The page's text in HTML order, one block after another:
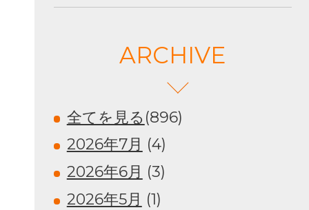
ARCHIVE
全てを見る (896)
2026年7月 (4)
2026年6月 (3)
2026年5月 (1)